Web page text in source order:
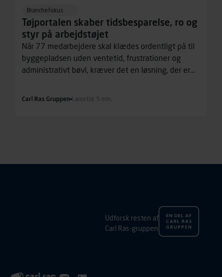
Branchefokus
Tøjportalen skaber tidsbesparelse, ro og
styr på arbejdstøjet
Når 77 medarbejdere skal klædes ordentligt på til
byggepladsen uden ventetid, frustrationer og
administrativt bøvl, kræver det en løsning, der er
medarbejderne selv kan administrere deres
Carl Ras Gruppen Læsetid: 5 min.
Udforsk resten af
Carl Ras-gruppen